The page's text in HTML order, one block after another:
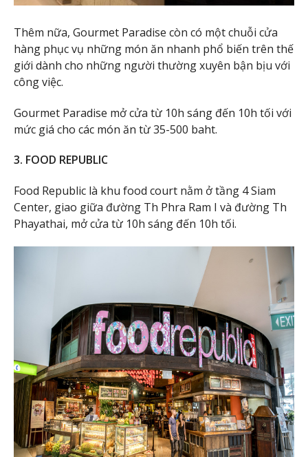
Thêm nữa, Gourmet Paradise còn có một chuỗi cửa
hàng phục vụ những món ăn nhanh phổ biến trên thế
giới dành cho những người thường xuyên bận bịu với
công việc.
Gourmet Paradise mở cửa từ 10h sáng đến 10h tối với
mức giá cho các món ăn từ 35-500 baht.
3. FOOD REPUBLIC
Food Republic là khu food court nằm ở tầng 4 Siam
Center, giao giữa đường Th Phra Ram I và đường Th
Phayathai, mở cửa từ 10h sáng đến 10h tối.